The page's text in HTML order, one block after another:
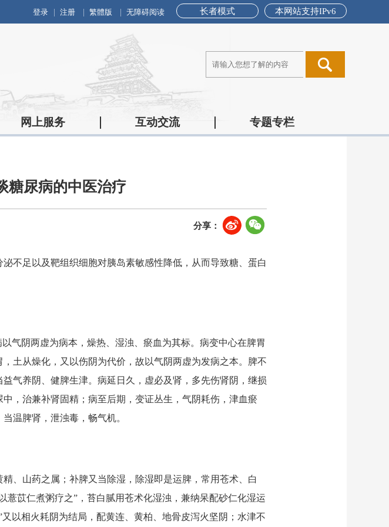
本网站支持IPv6
长者模式
登录 注册 繁體版 无障碍阅读
网上服务 互动交流 专题专栏
糖尿病的中医治疗
分享：
不足以及靶组织细胞对胰岛素敏感性降低，从而导致糖、蛋白
气阴两虚为病本，燥热、湿浊、瘀血为其标。病变中心在脾胃
土从燥化，又以伤阴为代价，故以气阴两虚为发病之本。脾不
气养阴、健脾生津。病延日久，虚必及肾，多先伤肾阴，继损
，治兼补肾固精；病至后期，变证丛生，气阴耗伤，津血瘀
温脾肾，泄浊毒，畅气机。
、山药之属；补脾又当除湿，除湿即是运脾，常用苍术、白
苡仁煮粥疗之”，苔白腻用苍术化湿浊，兼纳呆配砂仁化湿运
以相火耗阴为结局，配黄连、黄柏、地骨皮泻火坚阴；水津不